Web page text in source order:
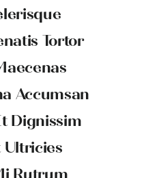
Tortor
Accumsan
Dignissim
Ultricies
Rutrum